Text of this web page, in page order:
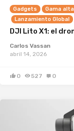
Gadgets Gama alta
Lanzamiento Global
DJI Lito X1: el
Carlos Vassan
abril 14, 2026
0 527 0